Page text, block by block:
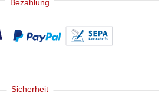
Bezahlung
Sicherheit